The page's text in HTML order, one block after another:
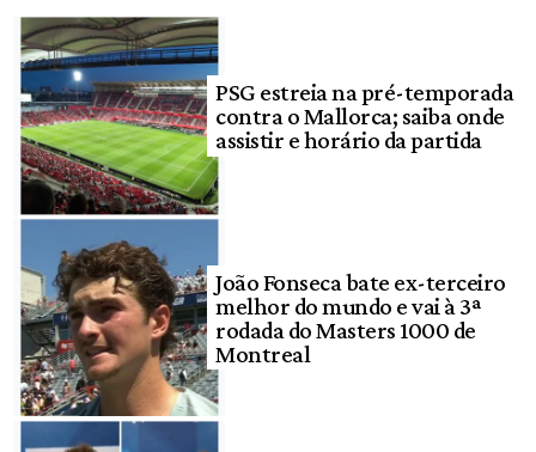
PSG estreia na pré-temporada
contra o Mallorca; saiba onde
assistir e horário da partida
João Fonseca bate ex-terceiro
melhor do mundo e vai à 3ª
rodada do Masters 1000 de
Montreal